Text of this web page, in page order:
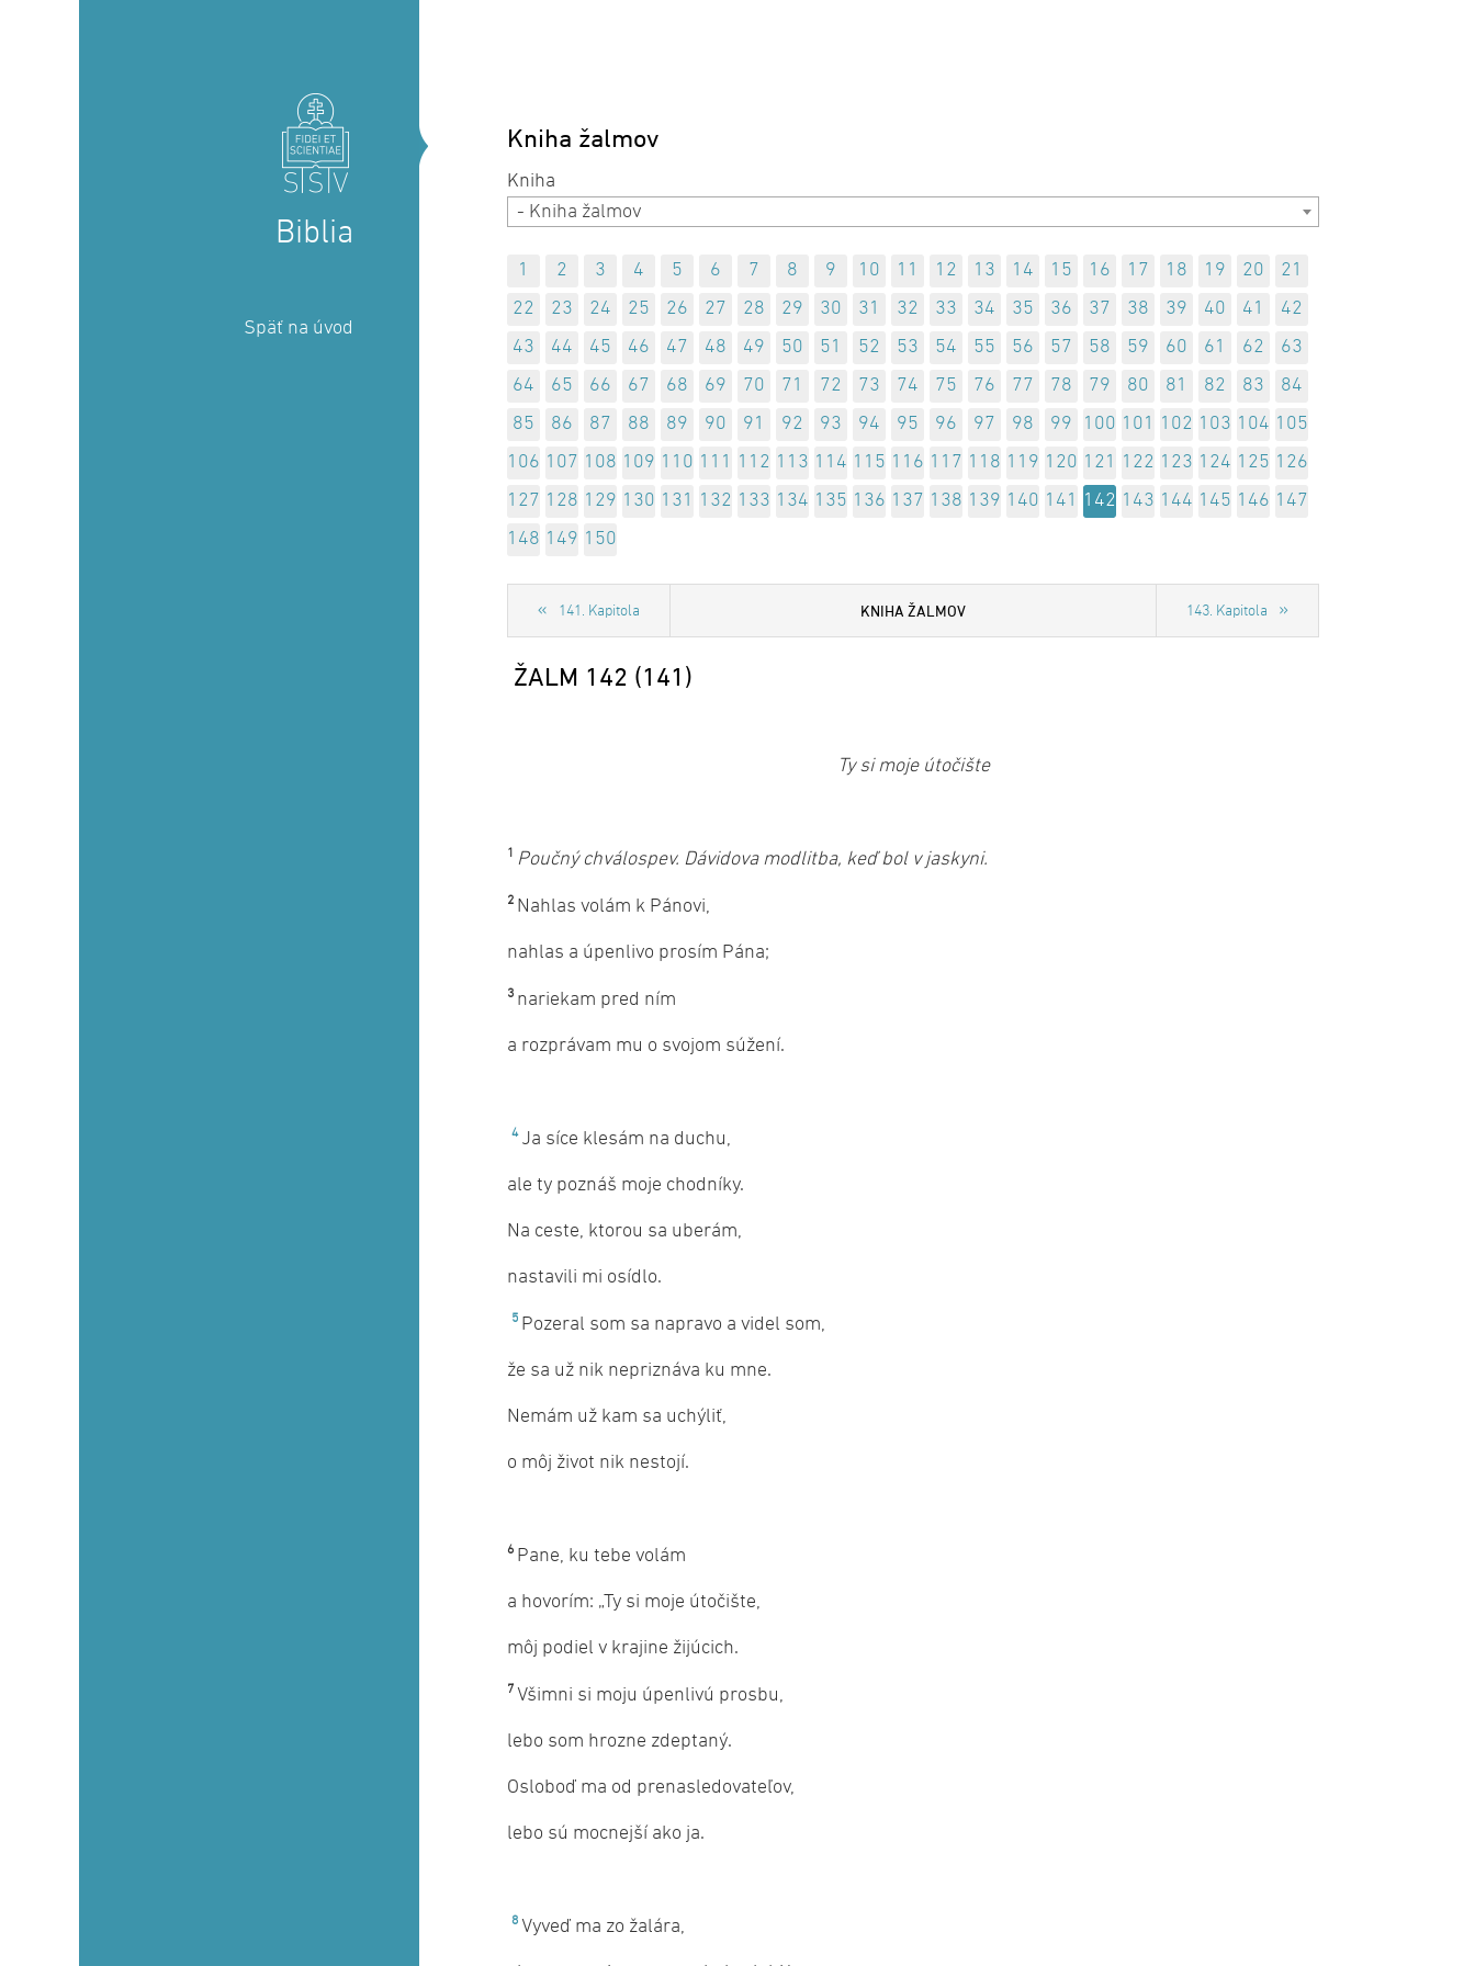
Biblia
Späť na úvod
Kniha žalmov
- Kniha žalmov
1 2 3 4 5 6 7 8 9 10 11 12 13 14 15 16 17 18 19 20
21
22
23 24 25 26 27 28 29 30 31 32 33 34 35 36 37 38 39 40 41
42
43
44 45 46 47 48 49 50 51 52 53 54 55 56 57 58 59 60 61 62
63
64
65 66 67 68 69 70 71 72 73 74 75 76 77 78 79 80 81 82 83
84
85
86 87 88 89 90 91 92 93 94 95 96 97 98 99 100 101 102 103 104 105
106 107 108 109 110 111 112 113 114 115 116 117 118 119 120 121 122 123 124 125 126
127 128 129 130 131 132 133 134 135 136 137 138 139 140 141 142 143 144 145 146 147
148 149 150
141. Kapitola KNIHA ŽALMOV 143. Kapitola
ŽALM 142 (141)
Ty si moje útočište
1 Poučný chválospev. Dávidova modlitba, keď bol v jaskyni.
2 Nahlas volám k Pánovi,
nahlas a úpenlivo prosím Pána;
3 nariekam pred ním
a rozprávam mu o svojom súžení.
4 Ja síce klesám na duchu,
ale ty poznáš moje chodníky.
Na ceste, ktorou sa uberám,
nastavili mi osídlo.
5 Pozeral som sa napravo a videl som,
že sa už nik nepriznáva ku mne.
Nemám už kam sa uchýliť,
o môj život nik nestojí.
6 Pane, ku tebe volám
a hovorím: „Ty si moje útočište,
môj podiel v krajine žijúcich.
7 Všimni si moju úpenlivú prosbu,
lebo som hrozne zdeptaný.
Osloboď ma od prenasledovateľov,
lebo sú mocnejší ako ja.
8 Vyveď ma zo žalára,